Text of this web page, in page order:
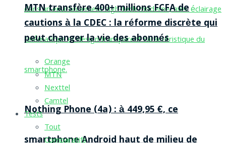
Nothing Phone (4a) : à 449,95 €, ce
MTN transfère 400+ millions FCFA de
cautions à la CDEC : la réforme discrète qui
peut changer la vie des abonnés
Orange
MTN
Nexttel
Camtel
Tests
Tout